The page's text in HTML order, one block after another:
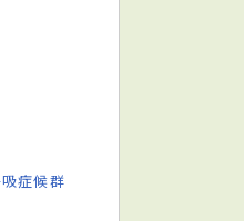
症候群